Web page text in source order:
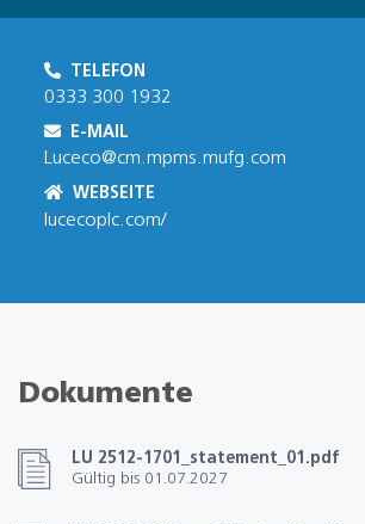
TELEFON
0333 300 1932
E-MAIL
Luceco@cm.mpms.mufg.com
WEBSEITE
lucecoplc.com/
Dokumente
LU 2512-1701_statement_01.pdf
Gültig bis 01.07.2027